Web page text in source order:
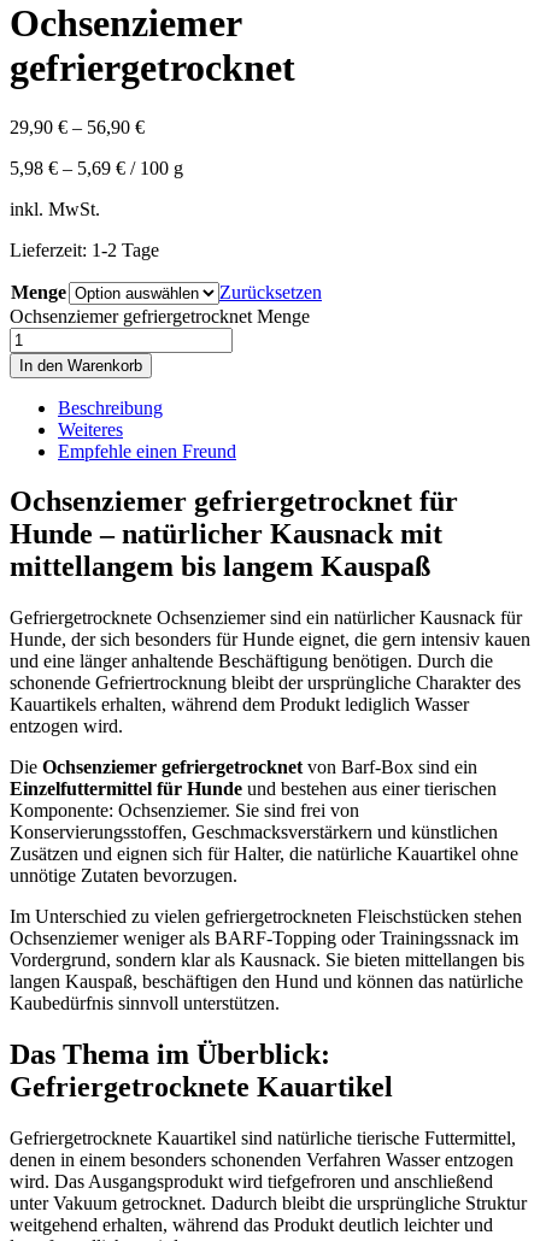
Ochsenziemer
gefriergetrocknet
29,90 € – 56,90 €
5,98 € – 5,69 € / 100 g
inkl. MwSt.
Lieferzeit: 1-2 Tage
Menge
Zurücksetzen
Ochsenziemer gefriergetrocknet Menge
In den Warenkorb
Beschreibung
Weiteres
Empfehle einen Freund
Ochsenziemer gefriergetrocknet für
Hunde – natürlicher Kausnack mit
mittellangem bis langem Kauspaß
Gefriergetrocknete Ochsenziemer sind ein natürlicher Kausnack für
Hunde, der sich besonders für Hunde eignet, die gern intensiv kauen
und eine länger anhaltende Beschäftigung benötigen. Durch die
schonende Gefriertrocknung bleibt der ursprüngliche Charakter des
Kauartikels erhalten, während dem Produkt lediglich Wasser
entzogen wird.
Die Ochsenziemer gefriergetrocknet von Barf-Box sind ein
Einzelfuttermittel für Hunde und bestehen aus einer tierischen
Komponente: Ochsenziemer. Sie sind frei von
Konservierungsstoffen, Geschmacksverstärkern und künstlichen
Zusätzen und eignen sich für Halter, die natürliche Kauartikel ohne
unnötige Zutaten bevorzugen.
Im Unterschied zu vielen gefriergetrockneten Fleischstücken stehen
Ochsenziemer weniger als BARF-Topping oder Trainingssnack im
Vordergrund, sondern klar als Kausnack. Sie bieten mittellangen bis
langen Kauspaß, beschäftigen den Hund und können das natürliche
Kaubedürfnis sinnvoll unterstützen.
Das Thema im Überblick:
Gefriergetrocknete Kauartikel
Gefriergetrocknete Kauartikel sind natürliche tierische Futtermittel,
denen in einem besonders schonenden Verfahren Wasser entzogen
wird. Das Ausgangsprodukt wird tiefgefroren und anschließend
unter Vakuum getrocknet. Dadurch bleibt die ursprüngliche Struktur
weitgehend erhalten, während das Produkt deutlich leichter und